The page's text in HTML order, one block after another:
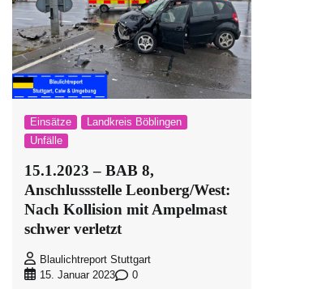
Einsätze
Landkreis Böblingen
Unfälle
15.1.2023 – BAB 8,
Anschlussstelle Leonberg/West:
Nach Kollision mit Ampelmast
schwer verletzt
Blaulichtreport Stuttgart
15. Januar 2023
0